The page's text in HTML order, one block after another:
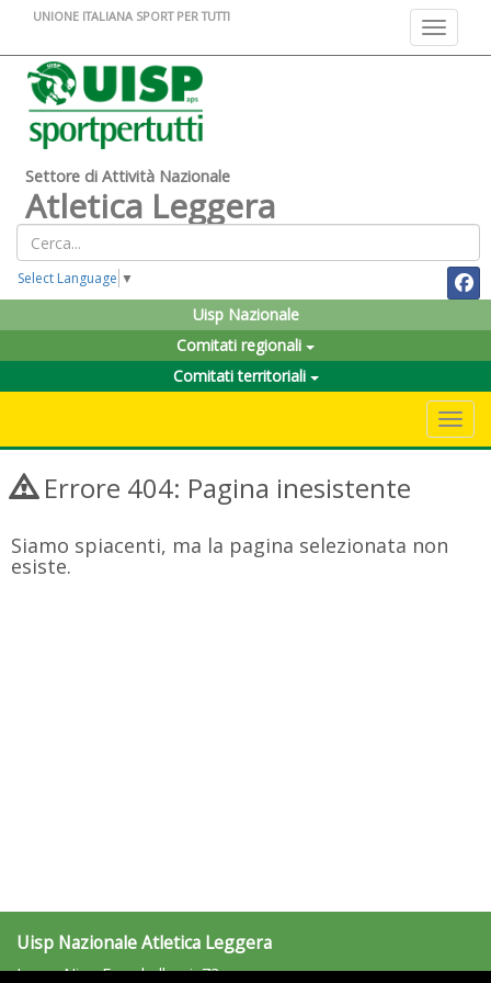
Toggle
UNIONE ITALIANA SPORT PER TUTTI
Settore di Attività Nazionale
Atletica Leggera
Select Language ▼
Uisp Nazionale
Comitati regionali
Comitati territoriali
Errore 404: Pagina inesistente
Siamo spiacenti, ma la pagina selezionata non
esiste.
Uisp Nazionale Atletica Leggera
Largo Nino Franchellucci, 73